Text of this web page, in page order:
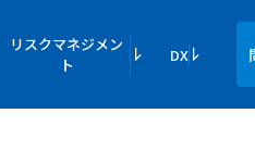
リスクマネジメン
ト
DX